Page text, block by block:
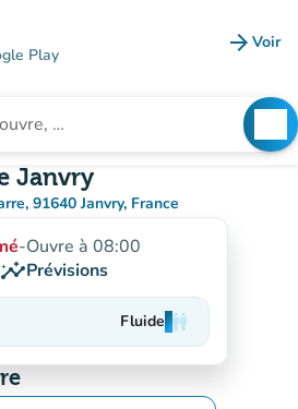
Play arrow_forward Voir
Janvry
91640 Janvry, France
dans Google Maps)
onglet)
-Ouvre à 08:00
insightsPrévisions
Fluideman
man
man